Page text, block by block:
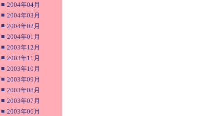
■ 2004年04月
■ 2004年03月
■ 2004年02月
■ 2004年01月
■ 2003年12月
■ 2003年11月
■ 2003年10月
■ 2003年09月
■ 2003年08月
■ 2003年07月
■ 2003年06月